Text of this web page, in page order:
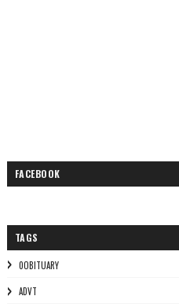
FACEBOOK
TAGS
0OBITUARY
ADVT